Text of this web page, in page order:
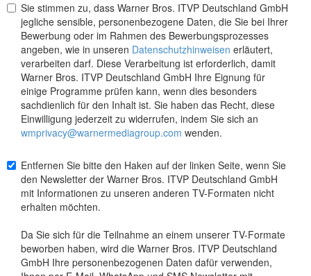
Sie stimmen zu, dass Warner Bros. ITVP Deutschland GmbH
jegliche sensible, personenbezogene Daten, die Sie bei Ihrer
Bewerbung oder im Rahmen des Bewerbungsprozesses
angeben, wie in unseren Datenschutzhinweisen erläutert,
verarbeiten darf. Diese Verarbeitung ist erforderlich, damit
Warner Bros. ITVP Deutschland GmbH Ihre Eignung für
einige Programme prüfen kann, wenn dies besonders
sachdienlich für den Inhalt ist. Sie haben das Recht, diese
Einwilligung jederzeit zu widerrufen, indem Sie sich an
wmprivacy@warnermediagroup.com wenden.
Entfernen Sie bitte den Haken auf der linken Seite, wenn Sie
den Newsletter der Warner Bros. ITVP Deutschland GmbH
mit Informationen zu unseren anderen TV-Formaten nicht
erhalten möchten.
Da Sie sich für die Teilnahme an einem unserer TV-Formate
beworben haben, wird die Warner Bros. ITVP Deutschland
GmbH Ihre personenbezogenen Daten dafür verwenden,